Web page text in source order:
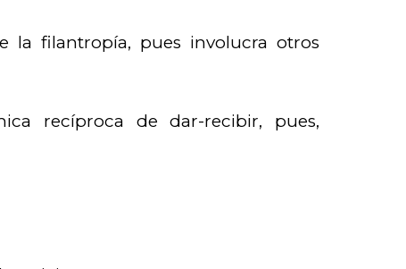
la filantropía, pues involucra otros
recíproca de dar-recibir, pues,